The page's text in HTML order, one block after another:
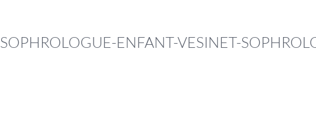
SOPHROLOGUE-ENFANT-VESINET-